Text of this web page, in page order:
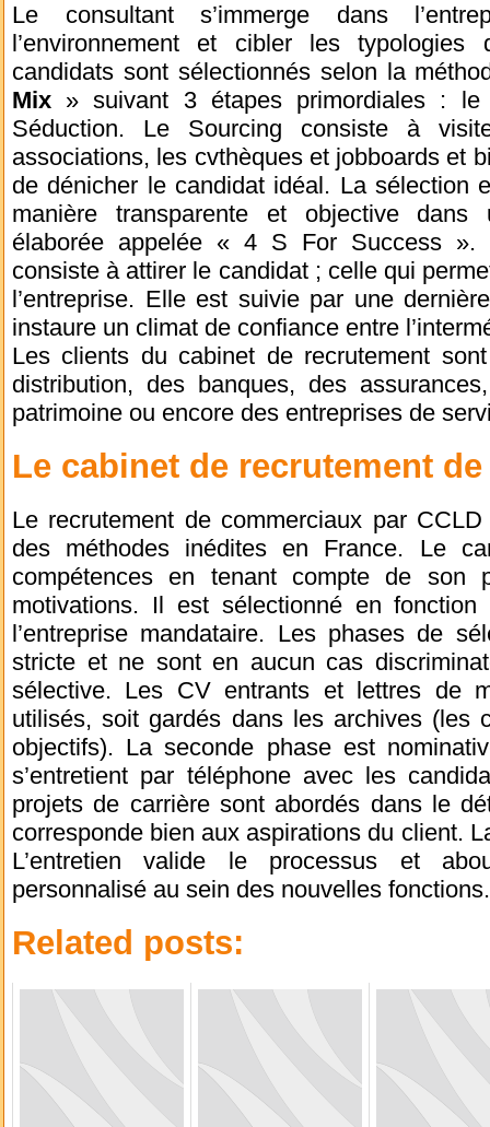
Le consultant s’immerge dans
l’environnement et cibler les
candidats sont sélectionnés selon la
Mix » suivant 3 étapes primordiales :
Séduction. Le Sourcing consiste à
associations, les cvthèques et jobboards et
de dénicher le candidat idéal. La sélection
manière transparente et objective dans
élaborée appelée « 4 S For Success ».
consiste à attirer le candidat ; celle qui
l’entreprise. Elle est suivie par une
instaure un climat de confiance entre
Les clients du cabinet de recrutement
distribution, des banques, des
patrimoine ou encore des entreprises de
Le cabinet de recrutement
Le recrutement de commerciaux par
des méthodes inédites en France. Le
compétences en tenant compte de
motivations. Il est sélectionné en
l’entreprise mandataire. Les phases de
stricte et ne sont en aucun cas
sélective. Les CV entrants et lettres de
utilisés, soit gardés dans les archives (les
objectifs). La seconde phase est
s’entretient par téléphone avec les
projets de carrière sont abordés dans le
corresponde bien aux aspirations du client.
L’entretien valide le processus et
personnalisé au sein des nouvelles fonctions.
Related posts: